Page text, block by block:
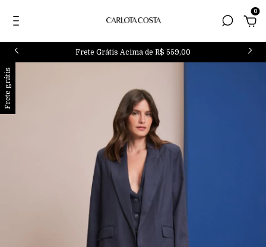
0
Frete Grátis Acima de R$ 559,00
Frete grátis